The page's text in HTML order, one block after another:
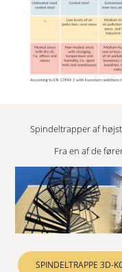
Spindeltrapper af
Fra en af de
SPINDELTRAPPE 3D-